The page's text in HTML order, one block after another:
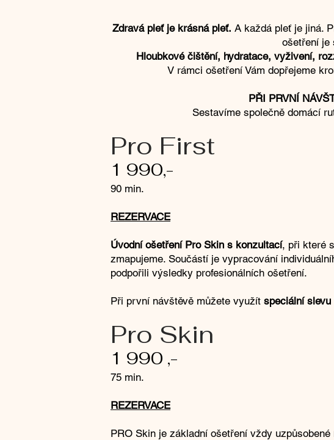
Zdravá pleť je krásná pleť. A každá pleť je jiná.
ošetření je
Hloubkové čištění, hydratace, vyživení,
V rámci ošetření Vám dopřejeme
PŘI PRVNÍ
Sestavíme společně domácí
Pro First
1 990,-
90 min.
REZERVACE
Úvodní ošetření Pro Skin s konzultací, při které
zmapujeme. Součástí je vypracování
podpořili výsledky profesionálních ošetření.
Při první návštěvě můžete využít speciální
Pro Skin
1 990 ,-
​75 min.
REZERVACE
PRO Skin je základní ošetření vždy uzpůsobené